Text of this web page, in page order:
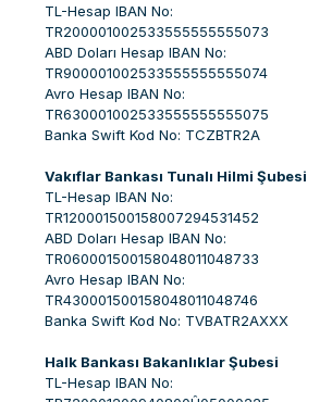
TL-Hesap IBAN No:
TR200001002533555555555073
ABD Doları Hesap IBAN No:
TR900001002533555555555074
Avro Hesap IBAN No:
TR630001002533555555555075
Banka Swift Kod No: TCZBTR2A
Vakıflar Bankası Tunalı Hilmi Şubesi
TL-Hesap IBAN No:
TR120001500158007294531452
ABD Doları Hesap IBAN No:
TR060001500158048011048733
Avro Hesap IBAN No:
TR430001500158048011048746
Banka Swift Kod No: TVBATR2AXXX
Halk Bankası Bakanlıklar Şubesi
TL-Hesap IBAN No: